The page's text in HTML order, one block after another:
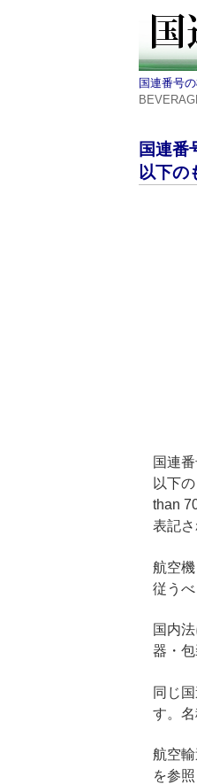
国連番号
国連番
以下の
国連
以下
than
表記さ
航空
従う
国内
器・
同じ
す。
航空
を参